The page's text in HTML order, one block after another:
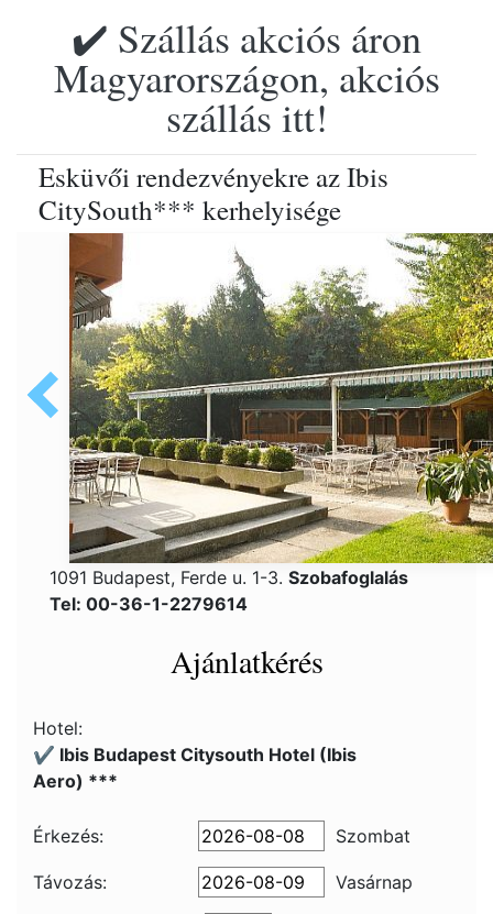
✔️ Szállás akciós áron
Magyarországon, akciós
szállás itt!
Esküvői rendezvényekre az Ibis
CitySouth*** kerhelyisége
1091 Budapest, Ferde u. 1-3. Szobafoglalás
Tel: 00-36-1-2279614
Ajánlatkérés
Hotel:
✔️ Ibis Budapest Citysouth Hotel (Ibis
Aero) ***
Érkezés: Szombat
Távozás:
Vasárnap